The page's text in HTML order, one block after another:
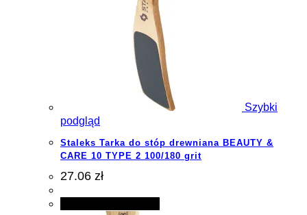
Szybki
podgląd
Staleks Tarka do stóp drewniana BEAUTY &
CARE 10 TYPE 2 100/180 grit
27.06 zł